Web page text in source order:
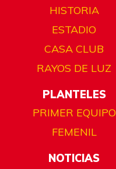
HISTORIA
ESTADIO
CASA CLUB
RAYOS DE LUZ
PLANTELES
PRIMER EQUIPO
FEMENIL
NOTICIAS